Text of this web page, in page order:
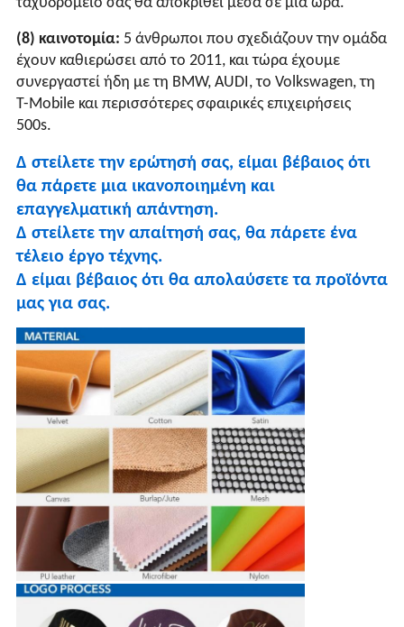
ταχυδρομείο σας θα αποκριθεί μέσα σε μια ώρα.
(8) καινοτομία: 5 άνθρωποι που σχεδιάζουν την ομάδα
έχουν καθιερώσει από το 2011, και τώρα έχουμε
συνεργαστεί ήδη με τη BMW, AUDI, το Volkswagen, τη
Τ-Mobile και περισσότερες σφαιρικές επιχειρήσεις
500s.
Δ στείλετε την ερώτησή σας, είμαι βέβαιος ότι
θα πάρετε μια ικανοποιημένη και
επαγγελματική απάντηση.
Δ στείλετε την απαίτησή σας, θα πάρετε ένα
τέλειο έργο τέχνης.
Δ είμαι βέβαιος ότι θα απολαύσετε τα προϊόντα
μας για σας.